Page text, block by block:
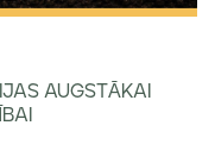
AUGSTĀKAI